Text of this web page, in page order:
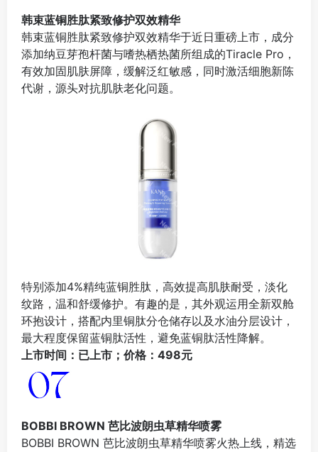
韩束蓝铜胜肽紧致修护双效精华
韩束蓝铜胜肽紧致修护双效精华于近日重磅上市，成分
添加纳豆芽孢杆菌与嗜热栖热菌所组成的Tiracle Pro，
有效加固肌肤屏障，缓解泛红敏感，同时激活细胞新陈
代谢，源头对抗肌肤老化问题。
特别添加4%精纯蓝铜胜肽，高效提高肌肤耐受，淡化
纹路，温和舒缓修护。有趣的是，其外观运用全新双舱
环抱设计，搭配内里铜肽分仓储存以及水油分层设计，
最大程度保留蓝铜肽活性，避免蓝铜肽活性降解。
上市时间：已上市；价格：498元
BOBBI BROWN 芭比波朗虫草精华喷雾
BOBBI BROWN 芭比波朗虫草精华喷雾火热上线，精选